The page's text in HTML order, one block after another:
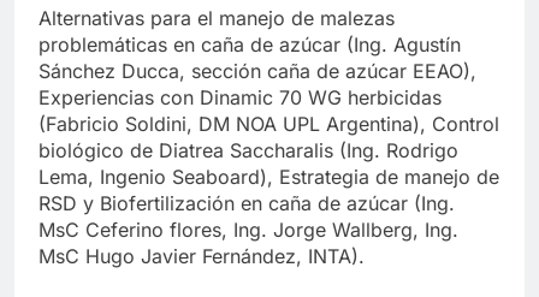
Alternativas para el manejo de malezas
problemáticas en caña de azúcar (Ing. Agustín
Sánchez Ducca, sección caña de azúcar EEAO),
Experiencias con Dinamic 70 WG herbicidas
(Fabricio Soldini, DM NOA UPL Argentina), Control
biológico de Diatrea Saccharalis (Ing. Rodrigo
Lema, Ingenio Seaboard), Estrategia de manejo de
RSD y Biofertilización en caña de azúcar (Ing.
MsC Ceferino flores, Ing. Jorge Wallberg, Ing.
MsC Hugo Javier Fernández, INTA).